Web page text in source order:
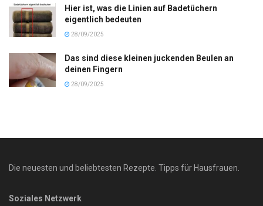
Hier ist, was die Linien auf Badetüchern
eigentlich bedeuten
28/09/2025
Das sind diese kleinen juckenden Beulen an
deinen Fingern
28/09/2025
Die neuesten und beliebtesten Rezepte. Tipps für Hausfrauen.
Soziales Netzwerk